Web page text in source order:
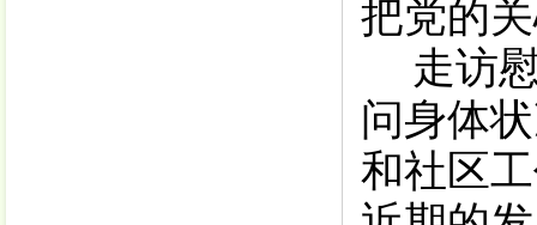
把党的
走访
问身体
和社区